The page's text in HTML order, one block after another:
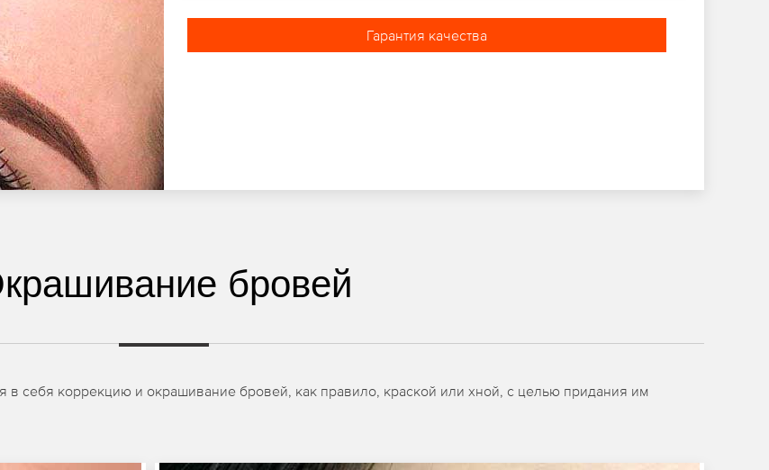
Гарантия качества
бровей
себя коррекцию и окрашивание бровей, как правило, краской или хной, с целью придания им